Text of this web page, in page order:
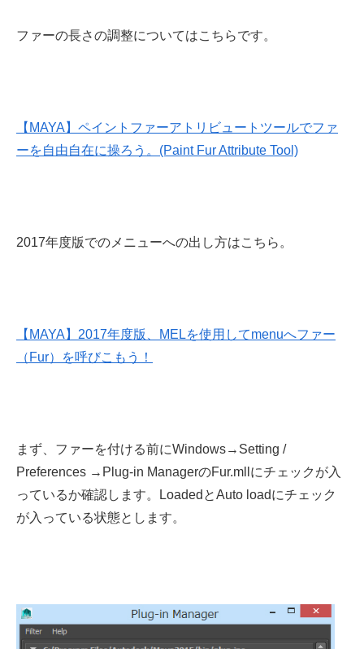
ファーの長さの調整についてはこちらです。
【MAYA】ペイントファーアトリビュートツールでファ
ーを自由自在に操ろう。(Paint Fur Attribute Tool)
2017年度版でのメニューへの出し方はこちら。
【MAYA】2017年度版、MELを使用してmenuへファー
（Fur）を呼びこもう！
まず、ファーを付ける前にWindows→Setting /
Preferences →Plug-in ManagerのFur.mllにチェックが入
っているか確認します。LoadedとAuto loadにチェック
が入っている状態とします。